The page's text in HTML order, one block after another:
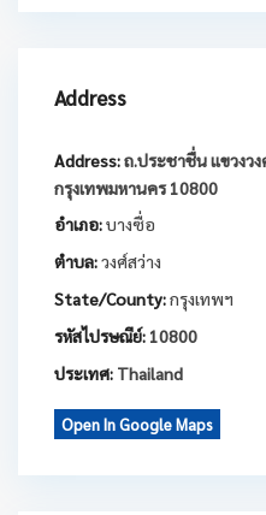
Address
Address:ถ.ประชาชื่น แขวงว
กรุงเทพมหานคร 10800
อำเภอ:บางซื่อ
ตำบล:วงศ์สว่าง
State/County:กรุงเทพฯ
รหัสไปรษณีย์: 10800
ประเทศ: Thailand
Open In Google Maps